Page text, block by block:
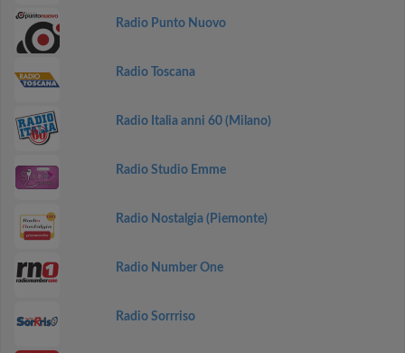
Radio Punto Nuovo
Radio Toscana
Radio Italia anni 60 (Milano)
Radio Studio Emme
Radio Nostalgia (Piemonte)
Radio Number One
Radio Sorrriso